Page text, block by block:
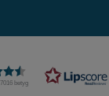
betyg